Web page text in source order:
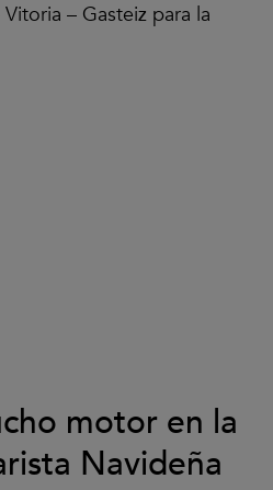
– Gasteiz para la
motor en la
Navideña